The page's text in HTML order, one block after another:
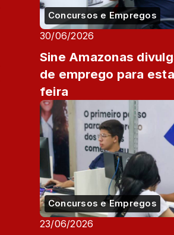
Concursos e Empregos
30/06/2026
Sine Amazonas
de emprego para
feira
Concursos e Empregos
23/06/2026